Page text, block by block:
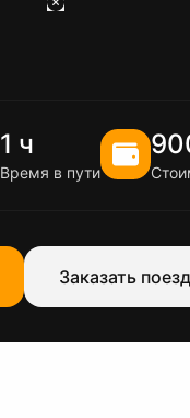
1 ч
Время в пути
Заказать